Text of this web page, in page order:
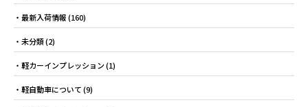
最新入荷情報(160)
未分類(2)
軽カーインプレッション(1)
軽自動車について(9)